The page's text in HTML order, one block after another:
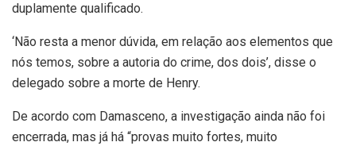
duplamente qualificado.
‘Não resta a menor dúvida, em relação aos elementos que
nós temos, sobre a autoria do crime, dos dois’, disse o
delegado sobre a morte de Henry.
De acordo com Damasceno, a investigação ainda não foi
encerrada, mas já há “provas muito fortes, muito